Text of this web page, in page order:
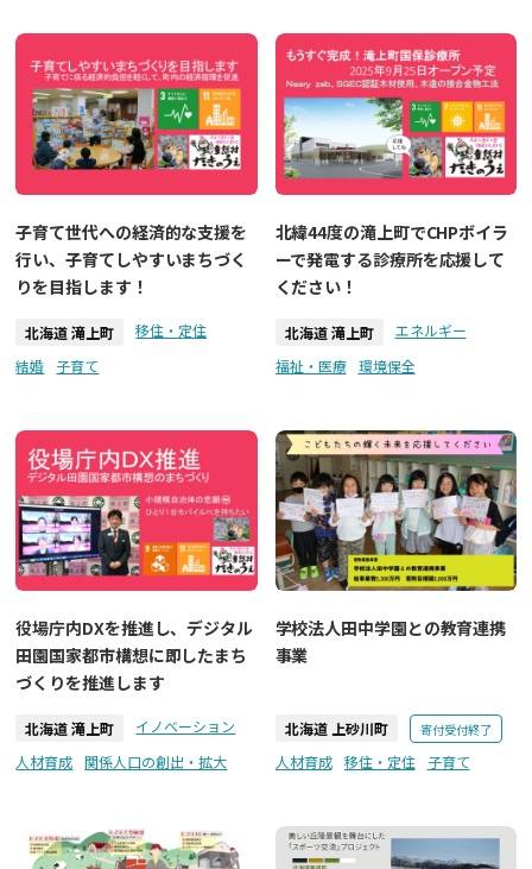
子育て世代への経済的な支援を
行い、子育てしやすいまちづく
りを目指します！
北海道 滝上町
移住・定住
結婚
子育て
北緯44度の滝上町でCHPボイラ
ーで発電する診療所を応援して
ください！
北海道 滝上町
エネルギー
福祉・医療
環境保全
役場庁内DXを推進し、デジタル
田園国家都市構想に即したまち
づくりを推進します
北海道 滝上町
イノベーション
人材育成
関係人口の創出・拡大
学校法人田中学園との教育連携
事業
北海道 上砂川町 寄付受付終了
人材育成 移住・定住 子育て